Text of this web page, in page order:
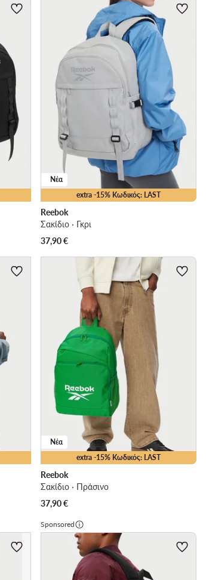
extra -15% Κωδικός: LAST
Νέα
Reebok
Σακίδιο · Γκρι
37,90€
extra -15% Κωδικός: LAST
Νέα
Reebok
Σακίδιο · Πράσινο
37,90€
Sponsored